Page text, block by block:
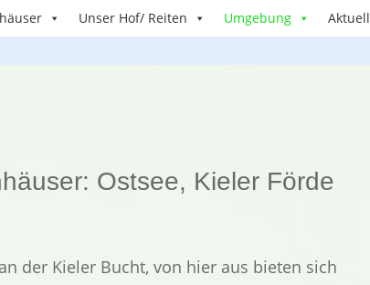
Unser Hof/ Reiten Umgebung Aktuell
Ostsee, Kieler Förde
der Kieler Bucht, von hier aus bieten sich